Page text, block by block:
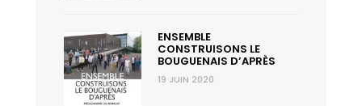
ENSEMBLE
CONSTRUISONS LE
BOUGUENAIS D’APRÈS
19 JUIN 2020